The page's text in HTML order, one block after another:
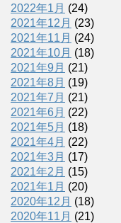
2022年1月 (24)
2021年12月 (23)
2021年11月 (24)
2021年10月 (18)
2021年9月 (21)
2021年8月 (19)
2021年7月 (21)
2021年6月 (22)
2021年5月 (18)
2021年4月 (22)
2021年3月 (17)
2021年2月 (15)
2021年1月 (20)
2020年12月 (18)
2020年11月 (21)